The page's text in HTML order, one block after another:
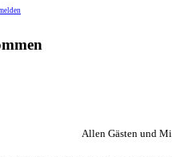
Allen Gästen und